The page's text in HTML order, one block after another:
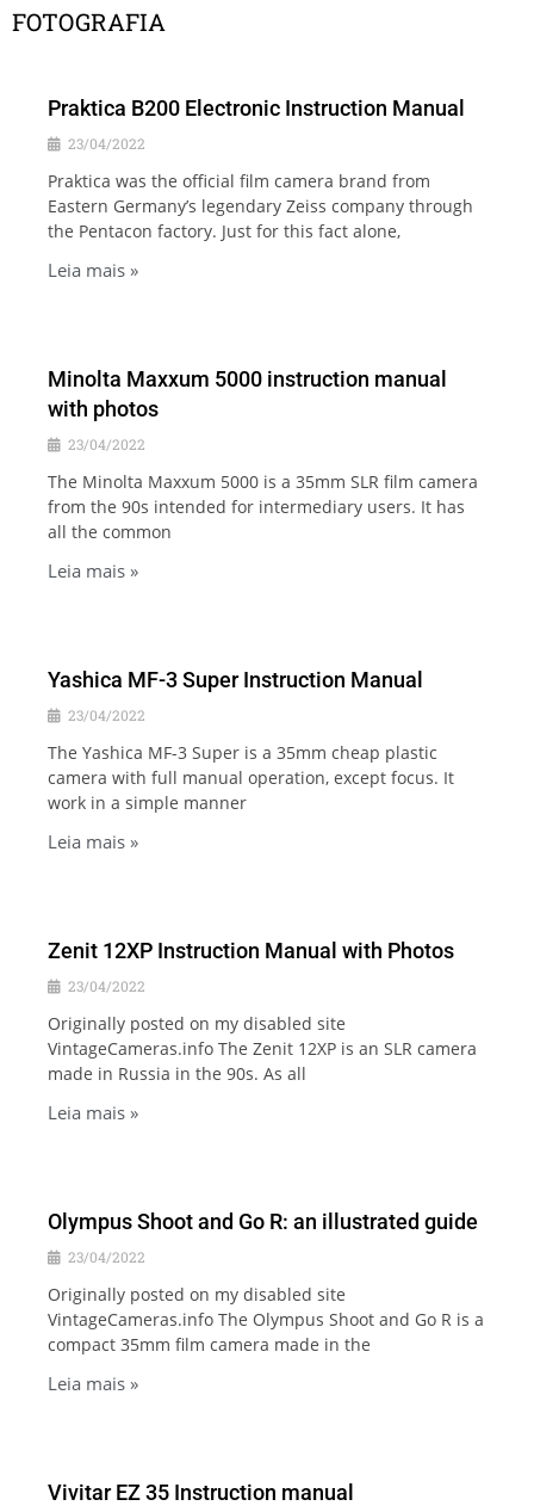
FOTOGRAFIA
Praktica B200 Electronic Instruction Manual
23/04/2022
Praktica was the official film camera brand from
Eastern Germany’s legendary Zeiss company through
the Pentacon factory. Just for this fact alone,
Leia mais »
Minolta Maxxum 5000 instruction manual
with photos
23/04/2022
The Minolta Maxxum 5000 is a 35mm SLR film camera
from the 90s intended for intermediary users. It has
all the common
Leia mais »
Yashica MF-3 Super Instruction Manual
23/04/2022
The Yashica MF-3 Super is a 35mm cheap plastic
camera with full manual operation, except focus. It
work in a simple manner
Leia mais »
Zenit 12XP Instruction Manual with Photos
23/04/2022
Originally posted on my disabled site
VintageCameras.info The Zenit 12XP is an SLR camera
made in Russia in the 90s. As all
Leia mais »
Olympus Shoot and Go R: an illustrated guide
23/04/2022
Originally posted on my disabled site
VintageCameras.info The Olympus Shoot and Go R is a
compact 35mm film camera made in the
Leia mais »
Vivitar EZ 35 Instruction manual